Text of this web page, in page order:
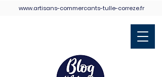
www.artisans-commercants-tulle-correze.fr